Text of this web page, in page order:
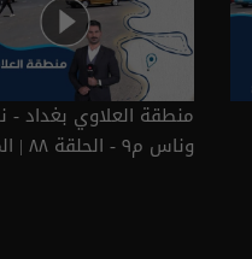
منطقة العلاوي بغداد -
وناس م٩ - الحلقة ٨٨ | الموسم 9